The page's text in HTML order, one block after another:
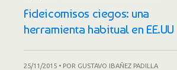
Fideicomisos ciegos: una
herramienta habitual en EE.UU
25/11/2015 • POR GUSTAVO IBAÑEZ PADILLA